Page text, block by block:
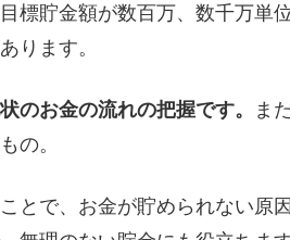
標貯金額が数百万、数千万単
ります。
のお金の流れの把握です。
ま
の。
とで、お金が貯められない原